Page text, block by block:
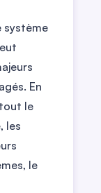
système
En
le
les
le